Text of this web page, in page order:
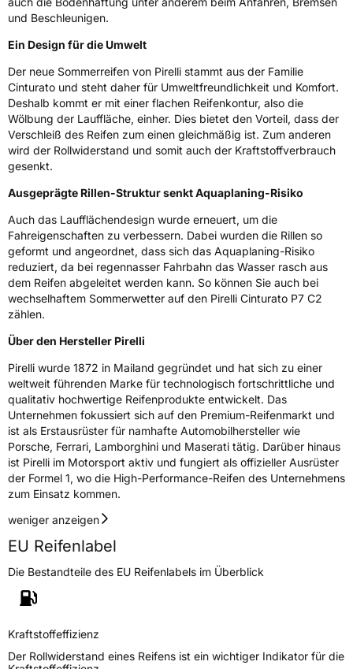
Rollgeräusch (Klasse)A
Rollgeräusch (dB)69
Fahrzeugklasse
3PMSF / Schneeflockensymbol / Alpine-Symbol Nein
EisgripNein
EPREL ID
Allgemeine Produktsicherheit (GPSR)
Herstellerkontakt
PIRELLI TYRE SPA, Viale Piero e Alberto
Pirelli 25 20126 Milano Italien,
www.pirelli.com,
consumer.support@pirelli.com
und Beschleunigen.
Ein Design für die Umwelt
Der neue Sommerreifen von Pirelli stammt aus der Familie
Cinturato und steht daher für Umweltfreundlichkeit und Komfort.
Deshalb kommt er mit einer flachen Reifenkontur, also die
Wölbung der Lauffläche, einher. Dies bietet den Vorteil, dass der
Verschleiß des Reifen zum einen gleichmäßig ist. Zum anderen
wird der Rollwiderstand und somit auch der Kraftstoffverbrauch
gesenkt.
Ausgeprägte Rillen-Struktur senkt Aquaplaning-Risiko
Auch das Laufflächendesign wurde erneuert, um die
Fahreigenschaften zu verbessern. Dabei wurden die Rillen so
geformt und angeordnet, dass sich das Aquaplaning-Risiko
reduziert, da bei regennasser Fahrbahn das Wasser rasch aus
dem Reifen abgeleitet werden kann. So können Sie auch bei
wechselhaftem Sommerwetter auf den Pirelli Cinturato P7 C2
zählen.
Über den Hersteller Pirelli
Pirelli wurde 1872 in Mailand gegründet und hat sich zu einer
weltweit führenden Marke für technologisch fortschrittliche und
qualitativ hochwertige Reifenprodukte entwickelt. Das
Unternehmen fokussiert sich auf den Premium-Reifenmarkt und
ist als Erstausrüster für namhafte Automobilhersteller wie
Porsche, Ferrari, Lamborghini und Maserati tätig. Darüber hinaus
ist Pirelli im Motorsport aktiv und fungiert als offizieller Ausrüster
der Formel 1, wo die High-Performance-Reifen des Unternehmens
zum Einsatz kommen.
weniger anzeigen
EU Reifenlabel
Die Bestandteile des EU Reifenlabels im Überblick
Kraftstoffeffizienz
Der Rollwiderstand eines Reifens ist ein wichtiger Indikator für die